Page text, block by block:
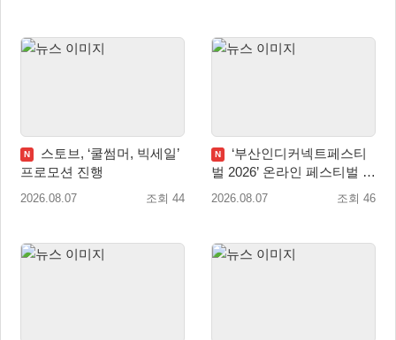
N
스토브, ‘쿨썸머, 빅세일’
프로모션 진행
2026.08.07 조회 44
N
‘부산인디커넥트페스티
벌 2026’ 온라인 페스티벌 개
막
2026.08.07 조회 46